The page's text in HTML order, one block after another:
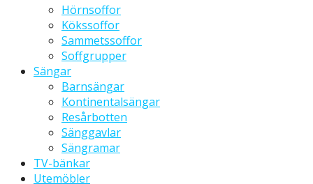
Hörnsoffor
Kökssoffor
Sammetssoffor
Soffgrupper
Sängar
Barnsängar
Kontinentalsängar
Resårbotten
Sänggavlar
Sängramar
TV-bänkar
Utemöbler